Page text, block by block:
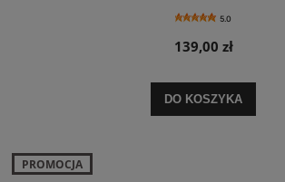
5.0
139,00 zł
DO KOSZYKA
PROMOCJA